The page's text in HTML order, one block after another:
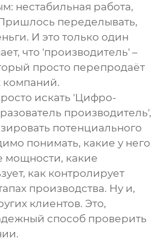
нестабильная работа,
переделывать,
И это только один
что 'производитель' –
просто перепродаёт
компаний.
искать 'Цифро-
производитель',
потенциального
понимать, какие у него
мощности, какие
как контролирует
производства. Ну и,
клиентов. Это,
способ проверить